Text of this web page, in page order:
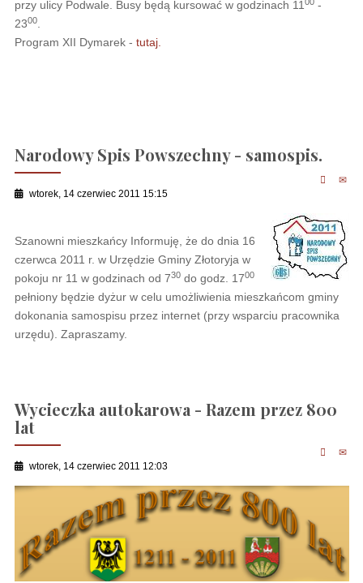
przy ulicy Podwale. Busy będą kursować w godzinach 11
-
2300.
Program XII Dymarek - tutaj.
Narodowy Spis Powszechny - samospis.
wtorek, 14 czerwiec 2011 15:15
Szanowni mieszkańcy Informuję, że do dnia 16
czerwca 2011 r. w Urzędzie Gminy Złotoryja w
pokoju nr 11 w godzinach od 730do godz. 1700
pełniony będzie dyżur w celu umożliwienia mieszkańcom gminy
dokonania samospisu przez internet (przy wsparciu pracownika
urzędu). Zapraszamy.
Wycieczka autokarowa - Razem przez 800
lat
wtorek, 14 czerwiec 2011 12:03